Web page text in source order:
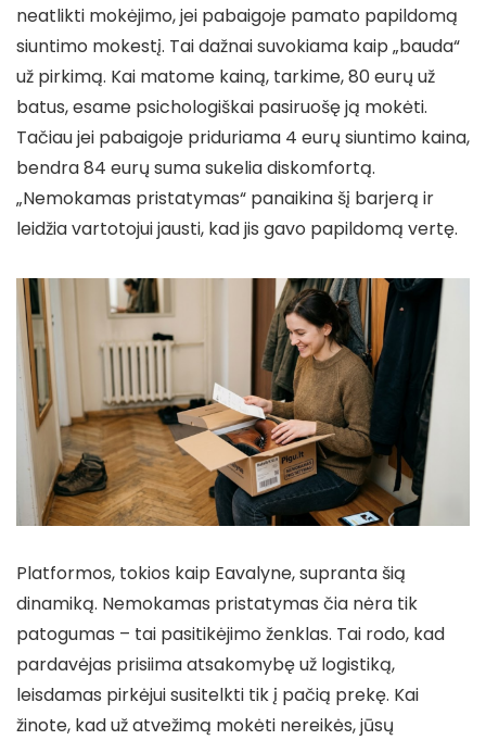
neatlikti mokėjimo, jei pabaigoje pamato papildomą
siuntimo mokestį. Tai dažnai suvokiama kaip „bauda“
už pirkimą. Kai matome kainą, tarkime, 80 eurų už
batus, esame psichologiškai pasiruošę ją mokėti.
Tačiau jei pabaigoje priduriama 4 eurų siuntimo kaina,
bendra 84 eurų suma sukelia diskomfortą.
„Nemokamas pristatymas“ panaikina šį barjerą ir
leidžia vartotojui jausti, kad jis gavo papildomą vertę.
Platformos, tokios kaip Eavalyne, supranta šią
dinamiką. Nemokamas pristatymas čia nėra tik
patogumas – tai pasitikėjimo ženklas. Tai rodo, kad
pardavėjas prisiima atsakomybę už logistiką,
leisdamas pirkėjui susitelkti tik į pačią prekę. Kai
žinote, kad už atvežimą mokėti nereikės, jūsų